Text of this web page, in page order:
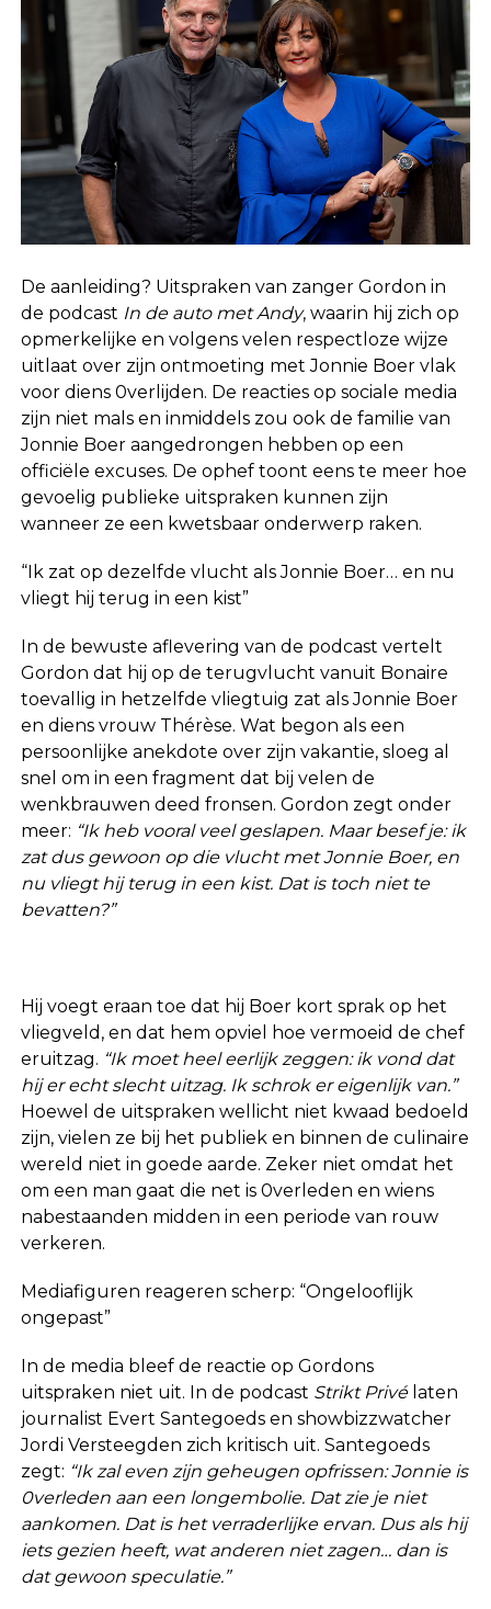
De aanleiding? Uitspraken van zanger Gordon in
de podcast In de auto met Andy, waarin hij zich op
opmerkelijke en volgens velen respectloze wijze
uitlaat over zijn ontmoeting met Jonnie Boer vlak
voor diens 0verlijden. De reacties op sociale media
zijn niet mals en inmiddels zou ook de familie van
Jonnie Boer aangedrongen hebben op een
officiële excuses. De ophef toont eens te meer hoe
gevoelig publieke uitspraken kunnen zijn
wanneer ze een kwetsbaar onderwerp raken.
“Ik zat op dezelfde vlucht als Jonnie Boer… en nu
vliegt hij terug in een kist”
In de bewuste aflevering van de podcast vertelt
Gordon dat hij op de terugvlucht vanuit Bonaire
toevallig in hetzelfde vliegtuig zat als Jonnie Boer
en diens vrouw Thérèse. Wat begon als een
persoonlijke anekdote over zijn vakantie, sloeg al
snel om in een fragment dat bij velen de
wenkbrauwen deed fronsen. Gordon zegt onder
meer: “Ik heb vooral veel geslapen. Maar besef je: ik
zat dus gewoon op die vlucht met Jonnie Boer, en
nu vliegt hij terug in een kist. Dat is toch niet te
bevatten?”
Hij voegt eraan toe dat hij Boer kort sprak op het
vliegveld, en dat hem opviel hoe vermoeid de chef
eruitzag. “Ik moet heel eerlijk zeggen: ik vond dat
hij er echt slecht uitzag. Ik schrok er eigenlijk van.”
Hoewel de uitspraken wellicht niet kwaad bedoeld
zijn, vielen ze bij het publiek en binnen de culinaire
wereld niet in goede aarde. Zeker niet omdat het
om een man gaat die net is 0verleden en wiens
nabestaanden midden in een periode van rouw
verkeren.
Mediafiguren reageren scherp: “Ongelooflijk
ongepast”
In de media bleef de reactie op Gordons
uitspraken niet uit. In de podcast Strikt Privélaten
journalist Evert Santegoeds en showbizzwatcher
Jordi Versteegden zich kritisch uit. Santegoeds
zegt: “Ik zal even zijn geheugen opfrissen: Jonnie is
0verleden aan een longembolie. Dat zie je niet
aankomen. Dat is het verraderlijke ervan. Dus als hij
iets gezien heeft, wat anderen niet zagen… dan is
dat gewoon speculatie.”